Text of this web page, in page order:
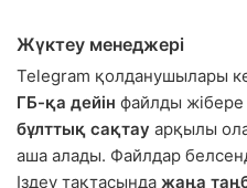
Жүктеу менеджері
Telegram қолданушылары
ГБ-қа дейін файлды
бұлттық сақтау арқылы
аша алады. Файлдар
Іздеу тақтасында жаңа